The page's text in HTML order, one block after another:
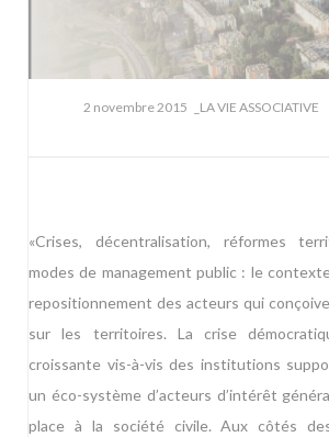
2 novembre 2015 _LA VIE ASSOCIATIVE
«Crises, décentralisation, réformes
modes de management public : le
repositionnement des acteurs qui
sur les territoires. La crise démo
croissante vis-à-vis des institutions
un éco-système d’acteurs d’intérêt
place à la société civile. Aux côtés